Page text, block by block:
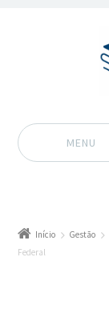
MENU
Início Gestão
Federal